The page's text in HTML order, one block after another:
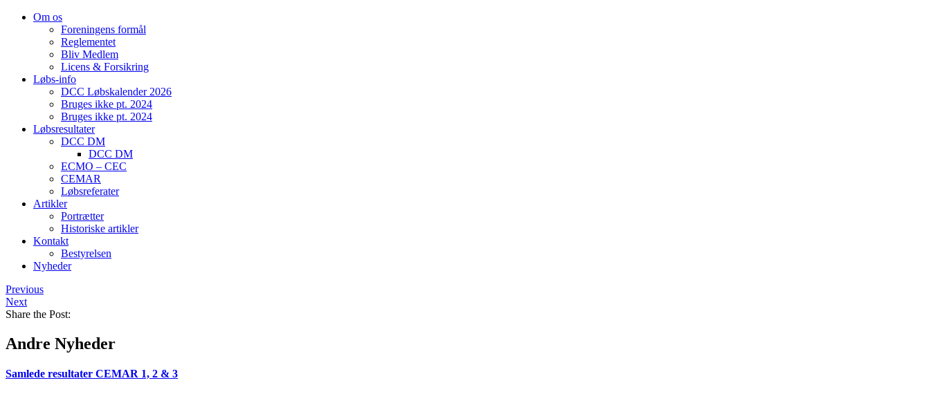
Om os
Foreningens formål
Reglementet
Bliv Medlem
Licens & Forsikring
Løbs-info
DCC Løbskalender 2026
Bruges ikke pt. 2024
Bruges ikke pt. 2024
Løbsresultater
DCC DM
DCC DM
ECMO – CEC
CEMAR
Løbsreferater
Artikler
Portrætter
Historiske artikler
Kontakt
Bestyrelsen
Nyheder
Previous
Next
Share the Post:
Andre Nyheder
Samlede resultater CEMAR 1, 2 & 3